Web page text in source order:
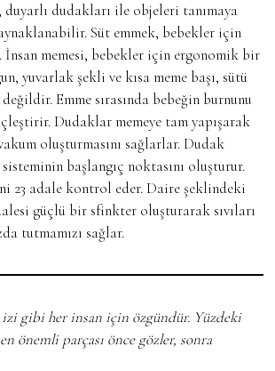
dudakları ile objeleri tanımaya
Süt emmek, bebekler için
memesi, bebekler için ergonomik bir
yuvarlak şekli ve kısa meme başı, sütü
Emme sırasında bebeğin burnunu
Dudaklar memeye tam yapışarak
oluşturmasını sağlarlar. Dudak
başlangıç noktasını oluşturur.
23 adale kontrol eder. Daire şeklindeki
güçlü bir sfinkter oluşturarak sıvıları
tutmamızı sağlar.
gibi her insan için özgündür. Yüzdeki
önemli parçası önce gözler, sonra